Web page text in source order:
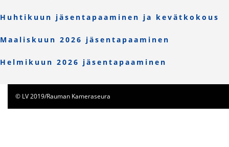
Huhtikuun jäsentapaaminen ja kevätkokous
Maaliskuun 2026 jäsentapaaminen
Helmikuun 2026 jäsentapaaminen
© LV 2019/Rauman Kameraseura